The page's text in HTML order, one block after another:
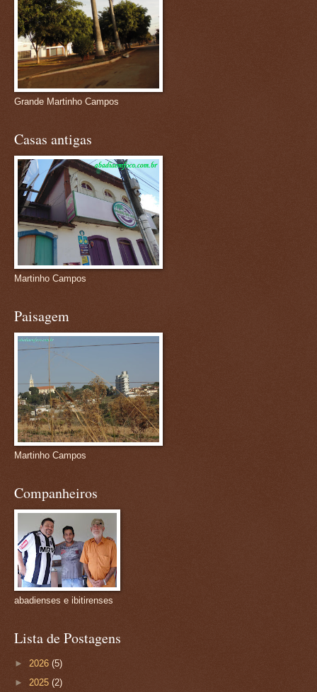
Grande Martinho Campos
Casas antigas
Martinho Campos
Paisagem
Martinho Campos
Companheiros
abadienses e ibitirenses
Lista de Postagens
► 2026 (5)
► 2025 (2)